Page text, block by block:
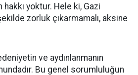
yoktur. Hele ki, Gazi
zorluk çıkarmamalı, aksine
ve aydınlanmanın
Bu genel sorumluluğun